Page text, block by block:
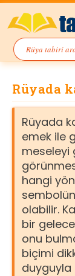
Rüyada
Rüyada
emek ile
meseleyi
hangi
olabilir.
bir
onu
biçimi
duyguyla